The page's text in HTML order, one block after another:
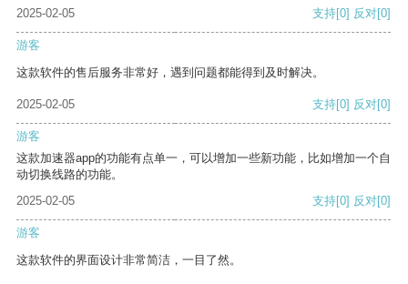
2025-02-05 支持[0] 反对[0]
游客
这款软件的售后服务非常好，遇到问题都能得到及时解决。
2025-02-05 支持[0] 反对[0]
游客
这款加速器app的功能有点单一，可以增加一些新功能，比如增加一个自
动切换线路的功能。
2025-02-05
支持[0] 反对[0]
游客
这款软件的界面设计非常简洁，一目了然。